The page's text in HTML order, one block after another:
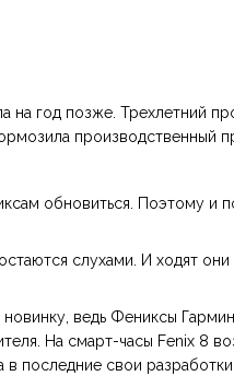
на год позже. Трехлетний
производственный
обновиться. Поэтому и
слухами. И ходят
ведь Фениксы
На смарт-часы Fenix 8
последние свои